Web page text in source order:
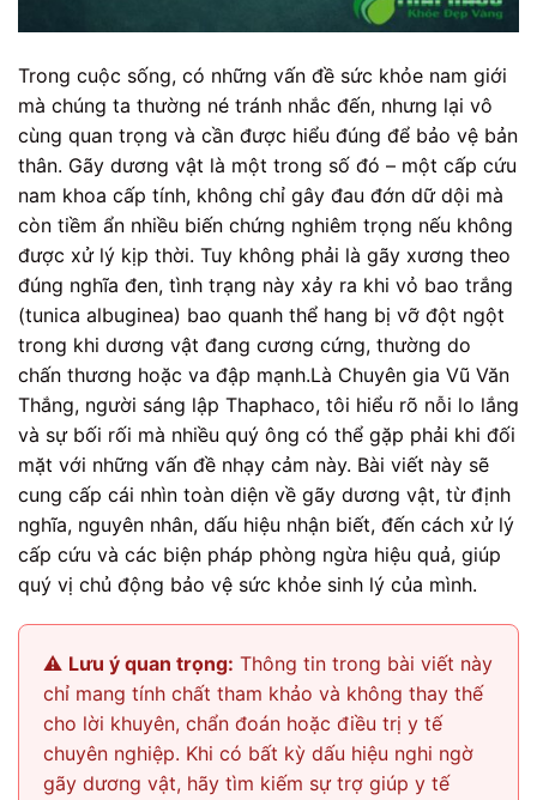
Trong cuộc sống, có những vấn đề sức khỏe nam giới
mà chúng ta thường né tránh nhắc đến, nhưng lại vô
cùng quan trọng và cần được hiểu đúng để bảo vệ bản
thân. Gãy dương vật là một trong số đó – một cấp cứu
nam khoa cấp tính, không chỉ gây đau đớn dữ dội mà
còn tiềm ẩn nhiều biến chứng nghiêm trọng nếu không
được xử lý kịp thời. Tuy không phải là gãy xương theo
đúng nghĩa đen, tình trạng này xảy ra khi vỏ bao trắng
(tunica albuginea) bao quanh thể hang bị vỡ đột ngột
trong khi dương vật đang cương cứng, thường do
chấn thương hoặc va đập mạnh.Là Chuyên gia Vũ Văn
Thắng, người sáng lập Thaphaco, tôi hiểu rõ nỗi lo lắng
và sự bối rối mà nhiều quý ông có thể gặp phải khi đối
mặt với những vấn đề nhạy cảm này. Bài viết này sẽ
cung cấp cái nhìn toàn diện về gãy dương vật, từ định
nghĩa, nguyên nhân, dấu hiệu nhận biết, đến cách xử lý
cấp cứu và các biện pháp phòng ngừa hiệu quả, giúp
quý vị chủ động bảo vệ sức khỏe sinh lý của mình.
⚠️ Lưu ý quan trọng: Thông tin trong bài viết này
chỉ mang tính chất tham khảo và không thay thế
cho lời khuyên, chẩn đoán hoặc điều trị y tế
chuyên nghiệp. Khi có bất kỳ dấu hiệu nghi ngờ
gãy dương vật, hãy tìm kiếm sự trợ giúp y tế